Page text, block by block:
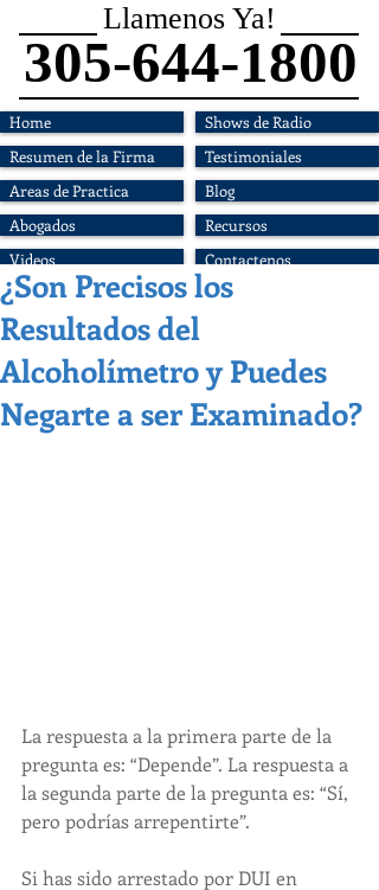
Llamenos Ya!
305-644-1800
Home
Resumen de la Firma
Areas de Practica
Abogados
Videos
Shows de Radio
Testimoniales
Blog
Recursos
Contactenos
¿Son Precisos los
Resultados del
Alcoholímetro y Puedes
Negarte a ser Examinado?
La respuesta a la primera parte de la
pregunta es: “Depende”. La respuesta a
la segunda parte de la pregunta es: “Sí,
pero podrías arrepentirte”.
Si has sido arrestado por DUI en